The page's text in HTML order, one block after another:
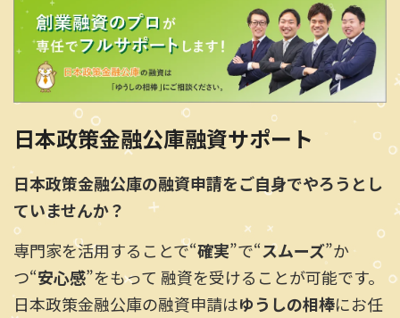
日本政策金融公庫融資サポート
日本政策金融公庫の融資申請をご自身でやろうとし
ていませんか？
専門家を活用することで“確実”で“スムーズ”か
つ“安心感”をもって 融資を受けることが可能です。
日本政策金融公庫の融資申請はゆうしの相棒にお任